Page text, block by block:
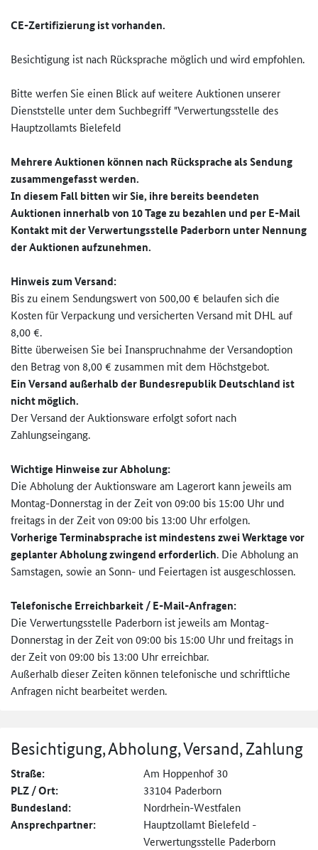
CE-Zertifizierung ist vorhanden.
Besichtigung ist nach Rücksprache möglich und wird empfohlen.
Bitte werfen Sie einen Blick auf weitere Auktionen unserer
Dienststelle unter dem Suchbegriff "Verwertungsstelle des
Hauptzollamts Bielefeld
Mehrere Auktionen können nach Rücksprache als Sendung
zusammengefasst werden.
In diesem Fall bitten wir Sie, ihre bereits beendeten
Auktionen innerhalb von 10 Tage zu bezahlen und per E-Mail
Kontakt mit der Verwertungsstelle Paderborn unter Nennung
der Auktionen aufzunehmen.
Hinweis zum Versand:
Bis zu einem Sendungswert von 500,00 € belaufen sich die
Kosten für Verpackung und versicherten Versand mit DHL auf
8,00 €.
Bitte überweisen Sie bei Inanspruchnahme der Versandoption
den Betrag von 8,00 € zusammen mit dem Höchstgebot.
Ein Versand außerhalb der Bundesrepublik Deutschland ist
nicht möglich.
Der Versand der Auktionsware erfolgt sofort nach
Zahlungseingang.
Wichtige Hinweise zurAbholung:
Die Abholung der Auktionsware am Lagerort kann jeweils am
Montag-Donnerstag in der Zeit von 09:00 bis 15:00 Uhr und
freitags in der Zeit von 09:00 bis 13:00 Uhr erfolgen.
Vorherige Terminabsprache ist mindestens zwei Werktage vor
geplanter Abholung zwingend erforderlich. Die Abholung an
Samstagen, sowie an Sonn- und Feiertagen ist ausgeschlossen.
Telefonische Erreichbarkeit / E-Mail-Anfragen:
Die Verwertungsstelle Paderborn ist jeweils am Montag-
Donnerstag in der Zeit von 09:00 bis 15:00 Uhr und freitags in
der Zeit von 09:00 bis 13:00 Uhr erreichbar.
Außerhalb dieser Zeiten können telefonische und schriftliche
Anfragen nicht bearbeitet werden.
Besichtigung, Abholung, Versand, Zahlung
Straße: Am Hoppenhof 30
PLZ / Ort: 33104 Paderborn
Bundesland: Nordrhein-Westfalen
Ansprechpartner:
Hauptzollamt Bielefeld -
Verwertungsstelle Paderborn